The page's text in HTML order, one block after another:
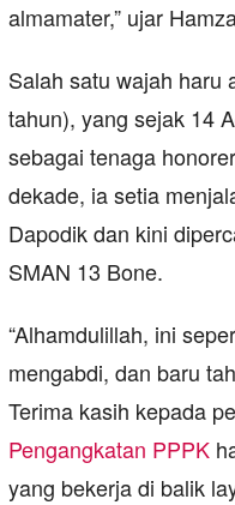
almamater,” ujar
Salah satu wajah haru
tahun), yang sejak 14
sebagai tenaga
dekade, ia setia
Dapodik dan kini
SMAN 13 Bone.
“Alhamdulillah, ini
mengabdi, dan baru
Terima kasih kepada
Pengangkatan PPPK
yang bekerja di balik